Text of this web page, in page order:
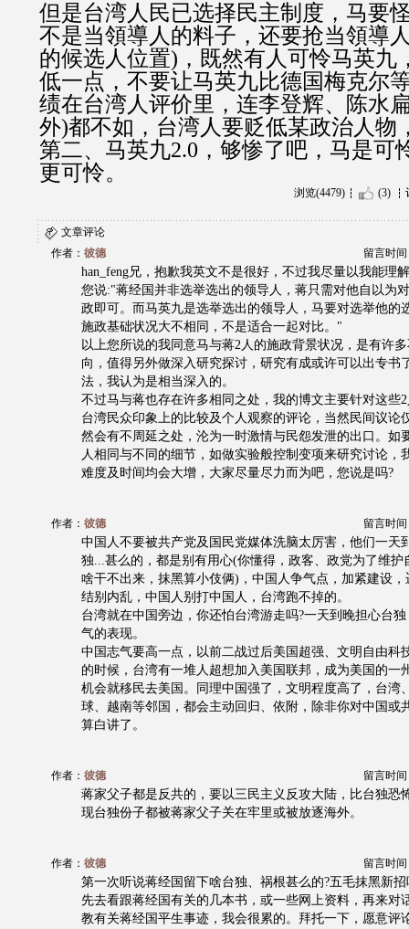
但是台湾人民已选择民主制度，马要
不是当領導人 的料子，还要抢当領導
的候选人位置) ，既然有人可怜马英
低一点，不要让马英九比德国梅克尔
绩在台湾人评价里，连李登辉、陈水
外)都不如，台湾人要贬低某政治人物
第二、马英九2.0 ，够惨了吧，马是可
更可怜。
浏览(4479) (3)
文章评论
作者： 彼德 留言时间
han_feng兄，抱歉我英文不是很好，不过我尽量以我能理
您说:"蒋经国并非选举选出的领导人，蒋只需对他自以为
政即可。而马英九是选举选出的领导人，马要对选举他的
施政基础状况大不相同，不是适合一起对比。"
以上您所说的我同意马与蒋2人的施政背景状况，是有许
向，值得另外做深入研究探讨，研究有成或许可以出专书
法，我认为是相当深入的。
不过马与蒋也存在许多相同之处，我的博文主要针对这些
台湾民众印象上的比较及个人观察的评论，当然民间议论
然会有不周延之处，沦为一时激情与民怨发泄的出口。如
人相同与不同的细节，如做实验般控制变项来研究讨论，
难度及时间均会大增，大家尽量尽力而为吧，您说是吗?
作者： 彼德 留言时间
中国人不要被共产党及国民党媒体洗脑太厉害，他们一天
独...甚么的，都是别有用心(你懂得，政客、政党为了维护
啥干不出来，抹黑算小伎俩)，中国人争气点，加紧建设
结别内乱，中国人别打中国人，台湾跑不掉的。
台湾就在中国旁边，你还怕台湾游走吗?一天到晚担心台
气的表现。
中国志气要高一点，以前二战过后美国超强、文明自由科
的时候，台湾有一堆人超想加入美国联邦，成为美国的一
机会就移民去美国。同理中国强了，文明程度高了，台湾
球、越南等邻国，都会主动回归、依附，除非你对中国或
算白讲了。
作者： 彼德 留言时间
蒋家父子都是反共的，要以三民主义反攻大陆，比台独恐
现台独份子都被蒋家父子关在牢里或被放逐海外。
作者： 彼德 留言时间
第一次听说蒋经国留下啥台独、祸根甚么的?五毛抹黑新招
先去看跟蒋经国有关的几本书，或一些网上资料，再来对
教有关蒋经国平生事迹，我会很累的。拜托一下，愿意评